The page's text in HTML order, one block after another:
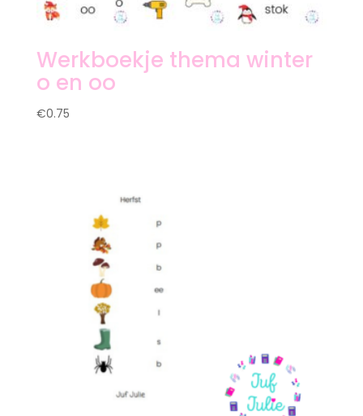
Werkboekje thema winter
o en oo
€0.75